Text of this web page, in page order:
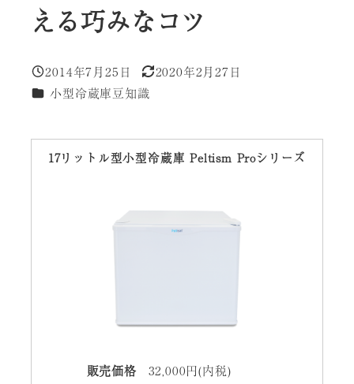
える巧みなコツ
投稿日
2014年7月25日
更新日
2020年2月27日
カテゴリー
小型冷蔵庫豆知識
17リットル型小型冷蔵庫 Peltism Proシリーズ
販売価格 32,000円(内税)